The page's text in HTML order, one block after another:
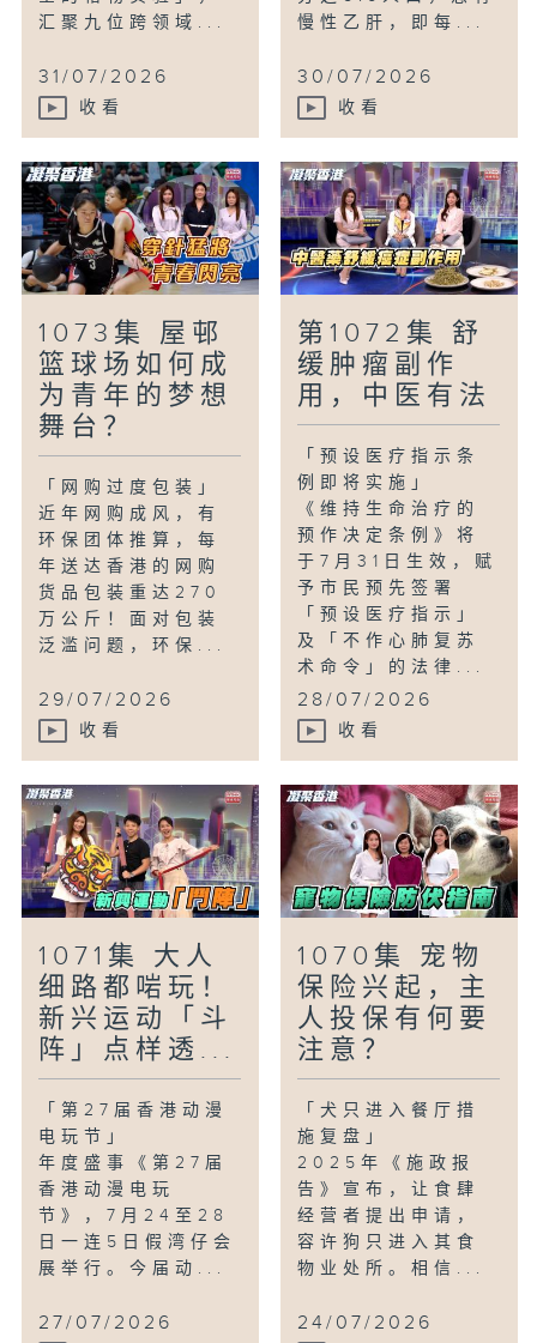
汇聚九位跨领域...
31/07/2026
收看
慢性乙肝，即每...
30/07/2026
收看
1073集 屋邨
篮球场如何成
为青年的梦想
舞台？
「网购过度包装」
近年网购成风，有
环保团体推算，每
年送达香港的网购
货品包装重达270
万公斤！面对包装
泛滥问题，环保...
29/07/2026
收看
第1072集 舒
缓肿瘤副作
用，中医有法
「预设医疗指示条
例即将实施」
《维持生命治疗的
预作决定条例》将
于7月31日生效，赋
予市民预先签署
「预设医疗指示」
及「不作心肺复苏
术命令」的法律...
28/07/2026
收看
1071集 大人
细路都啱玩！
新兴运动「斗
阵」点样透...
「第27届香港动漫
电玩节」
年度盛事《第27届
香港动漫电玩
节》，7月24至28
日一连5日假湾仔会
展举行。今届动...
27/07/2026
1070集 宠物
保险兴起，主
人投保有何要
注意？
「犬只进入餐厅措
施复盘」
2025年《施政报
告》宣布，让食肆
经营者提出申请，
容许狗只进入其食
物业处所。相信...
24/07/2026